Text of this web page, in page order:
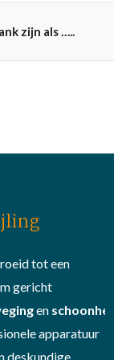
zijn als …..
tot een
gericht
en schoonheid
apparatuur
deskundige